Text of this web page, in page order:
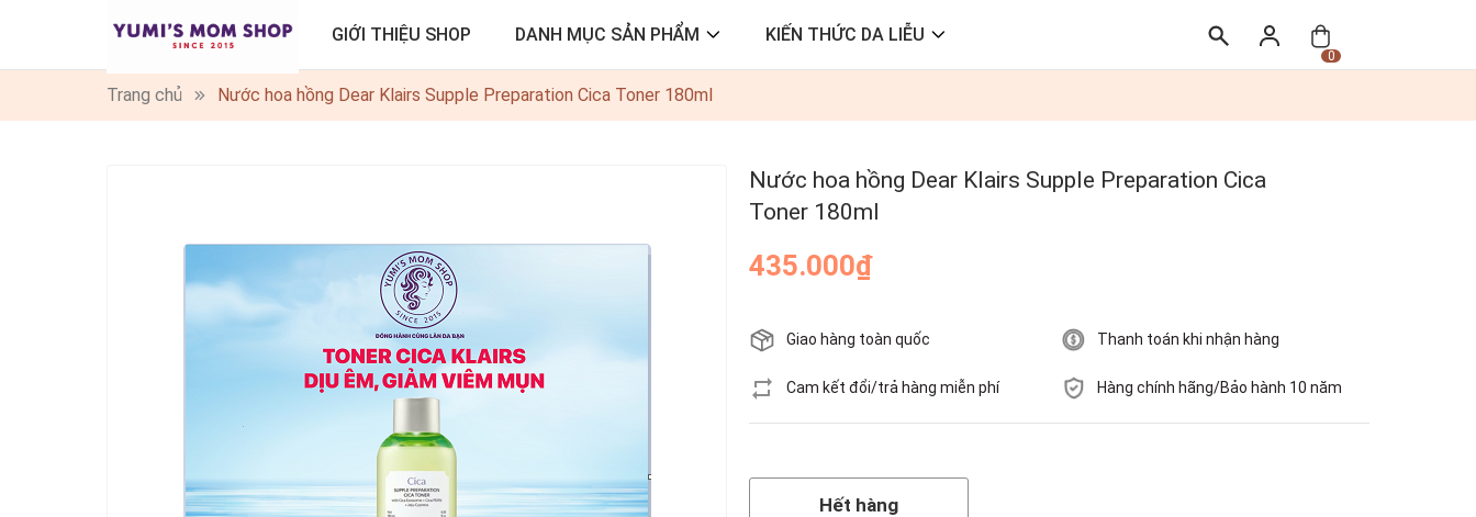
GIỚI THIỆU SHOP DANH MỤC SẢN PHẨM KIẾN THỨC DA LIỄU
0
Trang chủ Nước hoa hồng Dear Klairs Supple Preparation Cica Toner 180ml
Nước hoa hồng Dear Klairs Supple Preparation Cica
Toner 180ml
435.000₫
Giao hàng toàn quốc Thanh toán khi nhận hàng
Cam kết đổi/trả hàng miễn phí Hàng chính hãng/Bảo hành 10 năm
Hết hàng